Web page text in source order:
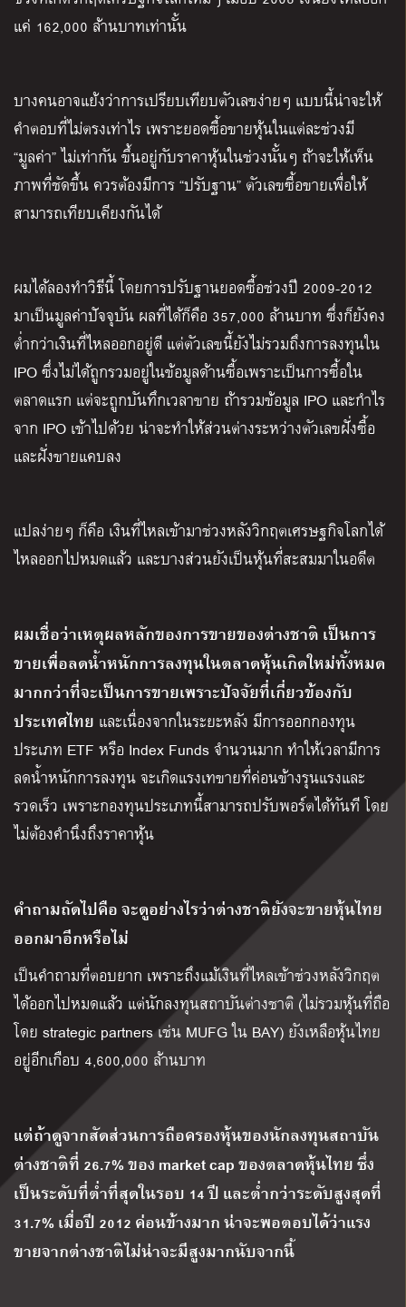
แค่ 162,000 ล้านบาทเท่านั้น
บางคนอาจแย้งว่าการเปรียบเทียบตัวเลขง่ายๆ แบบนี้น่าจะให้
คำตอบที่ไม่ตรงเท่าไร เพราะยอดซื้อขายหุ้นในแต่ละช่วงมี
“มูลค่า” ไม่เท่ากัน ขึ้นอยู่กับราคาหุ้นในช่วงนั้นๆ ถ้าจะให้เห็น
ภาพที่ชัดขึ้น ควรต้องมีการ “ปรับฐาน” ตัวเลขซื้อขายเพื่อให้
สามารถเทียบเคียงกันได้
ผมได้ลองทำวิธีนี้ โดยการปรับฐานยอดซื้อช่วงปี 2009-2012
มาเป็นมูลค่าปัจจุบัน ผลที่ได้ก็คือ 357,000 ล้านบาท ซึ่งก็ยังคง
ต่ำกว่าเงินที่ไหลออกอยู่ดี แต่ตัวเลขนี้ยังไม่รวมถึงการลงทุนใน
IPO ซึ่งไม่ได้ถูกรวมอยู่ในข้อมูลด้านซื้อเพราะเป็นการซื้อใน
ตลาดแรก แต่จะถูกบันทึกเวลาขาย ถ้ารวมข้อมูล IPO และกำไร
จาก IPO เข้าไปด้วย น่าจะทำให้ส่วนต่างระหว่างตัวเลขฝั่งซื้อ
และฝั่งขายแคบลง
แปลง่ายๆ ก็คือ เงินที่ไหลเข้ามาช่วงหลังวิกฤตเศรษฐกิจโลกได้
ไหลออกไปหมดแล้ว และบางส่วนยังเป็นหุ้นที่สะสมมาในอดีต
ผมเชื่อว่าเหตุผลหลักของการขายของต่างชาติ เป็นการ
ขายเพื่อลดน้ำหนักการลงทุนในตลาดหุ้นเกิดใหม่ทั้งหมด
มากกว่าที่จะเป็นการขายเพราะปัจจัยที่เกี่ยวข้องกับ
ประเทศไทย และเนื่องจากในระยะหลัง มีการออกกองทุน
ประเภท ETF หรือ Index Funds จำนวนมาก ทำให้เวลามีการ
ลดน้ำหนักการลงทุน จะเกิดแรงเทขายที่ค่อนข้างรุนแรงและ
รวดเร็ว เพราะกองทุนประเภทนี้สามารถปรับพอร์ตได้ทันที โดย
ไม่ต้องคำนึงถึงราคาหุ้น
คำถามถัดไปคือ จะดูอย่างไรว่าต่างชาติยังจะขายหุ้นไทย
ออกมาอีกหรือไม่
เป็นคำถามที่ตอบยาก เพราะถึงแม้เงินที่ไหลเข้าช่วงหลังวิกฤต
ได้ออกไปหมดแล้ว แต่นักลงทุนสถาบันต่างชาติ (ไม่รวมหุ้นที่ถือ
โดย strategic partners เช่น MUFG ใน BAY) ยังเหลือหุ้นไทย
อยู่อีกเกือบ 4,600,000 ล้านบาท
แต่ถ้าดูจากสัดส่วนการถือครองหุ้นของนักลงทุนสถาบัน
ต่างชาติที่ 26.7%ของ market cap ของตลาดหุ้นไทย ซึ่ง
เป็นระดับที่ต่ำที่สุดในรอบ 14 ปี และต่ำกว่าระดับสูงสุดที่
31.7%เมื่อปี 2012 ค่อนข้างมาก น่าจะพอตอบได้ว่าแรง
ขายจากต่างชาติไม่น่าจะมีสูงมากนับจากนี้